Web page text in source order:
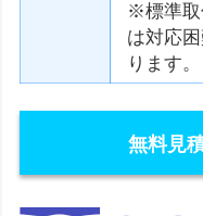
※標準取
は対応
ります。
無料見